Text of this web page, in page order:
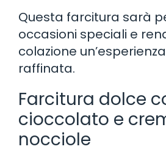
Questa farcitura sarà
occasioni speciali e
colazione
raffinata.
Farcitura dolce
cioccolato e
nocciole